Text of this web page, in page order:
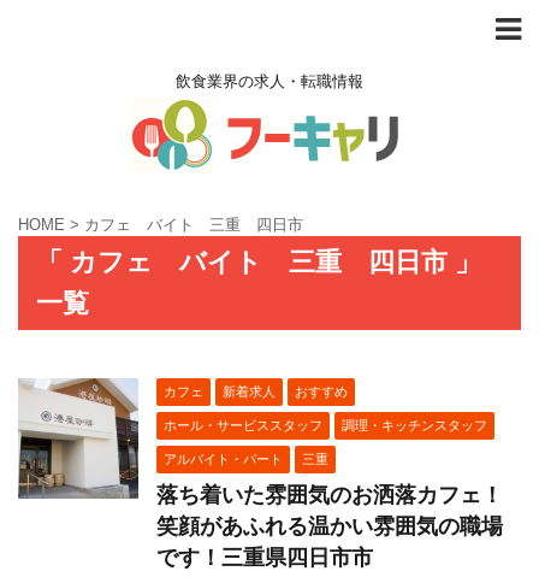
飲食業界の求人・転職情報
HOME > カフェ バイト 三重 四日市
「 カフェ バイト 三重 四日市 」
一覧
カフェ 新着求人 おすすめ
ホール・サービススタッフ 調理・キッチンスタッフ
アルバイト・パート 三重
落ち着いた雰囲気のお洒落カフェ！
笑顔があふれる温かい雰囲気の職場
です！三重県四日市市